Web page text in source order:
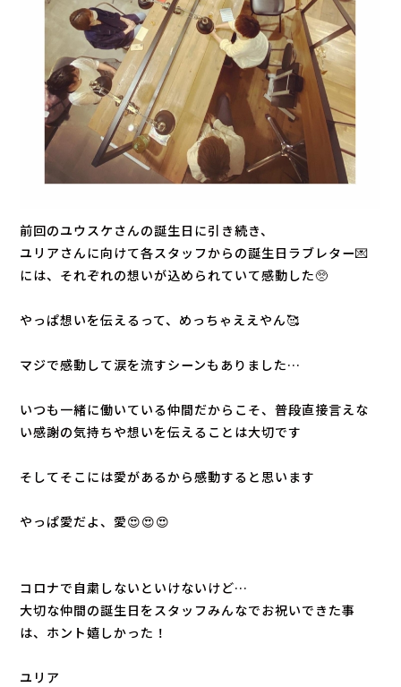
前回のユウスケさんの誕生日に引き続き、
ユリアさんに向けて各スタッフからの誕生日ラブレター💌
には、それぞれの想いが込められていて感動した🥺
やっぱ想いを伝えるって、めっちゃええやん🥰
マジで感動して涙を流すシーンもありました…
いつも一緒に働いている仲間だからこそ、普段直接言えな
い感謝の気持ちや想いを伝えることは大切です
そしてそこには愛があるから感動すると思います
やっぱ愛だよ、愛😍😍😍
コロナで自粛しないといけないけど…
大切な仲間の誕生日をスタッフみんなでお祝いできた事
は、ホント嬉しかった！
ユリア